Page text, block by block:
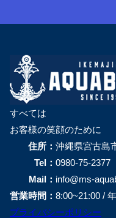
すべては
お客様の笑顔のために
住所： 沖縄県宮古島
Tel： 0980-75-2377
Mail： info@ms-
営業時間： 8:00~21:00 /
プライバシーポリシー